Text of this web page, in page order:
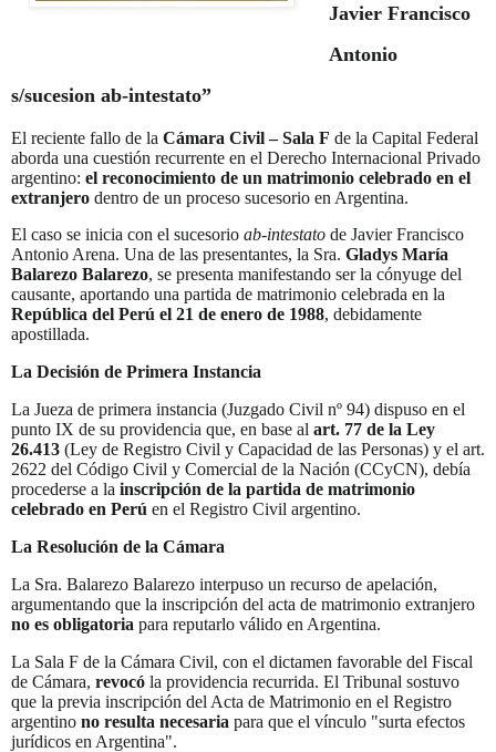
Javier Francisco
Antonio
s/sucesion ab-intestato”
El reciente fallo de la Cámara Civil – Sala F de la Capital Federal
aborda una cuestión recurrente en el Derecho Internacional Privado
argentino: el reconocimiento de un matrimonio celebrado en el
extranjero dentro de un proceso sucesorio en Argentina.
El caso se inicia con el sucesorio ab-intestato de Javier Francisco
Antonio Arena. Una de las presentantes, la Sra. Gladys María
Balarezo Balarezo, se presenta manifestando ser la cónyuge del
causante, aportando una partida de matrimonio celebrada en la
República del Perú el 21 de enero de 1988, debidamente
apostillada.
La Decisión de Primera Instancia
La Jueza de primera instancia (Juzgado Civil nº 94) dispuso en el
punto IX de su providencia que, en base al art. 77 de la Ley
26.413 (Ley de Registro Civil y Capacidad de las Personas) y el art.
2622 del Código Civil y Comercial de la Nación (CCyCN), debía
procederse a la inscripción de la partida de matrimonio
celebrado en Perú en el Registro Civil argentino.
La Resolución de la Cámara
La Sra. Balarezo Balarezo interpuso un recurso de apelación,
argumentando que la inscripción del acta de matrimonio extranjero
no es obligatoria para reputarlo válido en Argentina.
La Sala F de la Cámara Civil, con el dictamen favorable del Fiscal
de Cámara, revocó la providencia recurrida. El Tribunal sostuvo
que la previa inscripción del Acta de Matrimonio en el Registro
argentino no resulta necesaria para que el vínculo "surta efectos
jurídicos en Argentina".